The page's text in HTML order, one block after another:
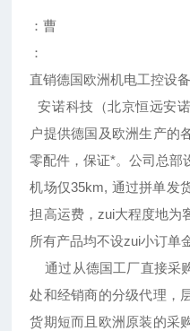
：曹
：
直销德国欧洲机电工控设
安诺科技（北京恒远安
户提供德国及欧洲生产的
零配件，保证*。公司总部
机场仅35km, 通过拼单发
担高运费，zui大程度地为
所有产品均不设zui小订单
通过从德国工厂直接采
处和经销商的分级代理，
货期短而且欧洲原装的采